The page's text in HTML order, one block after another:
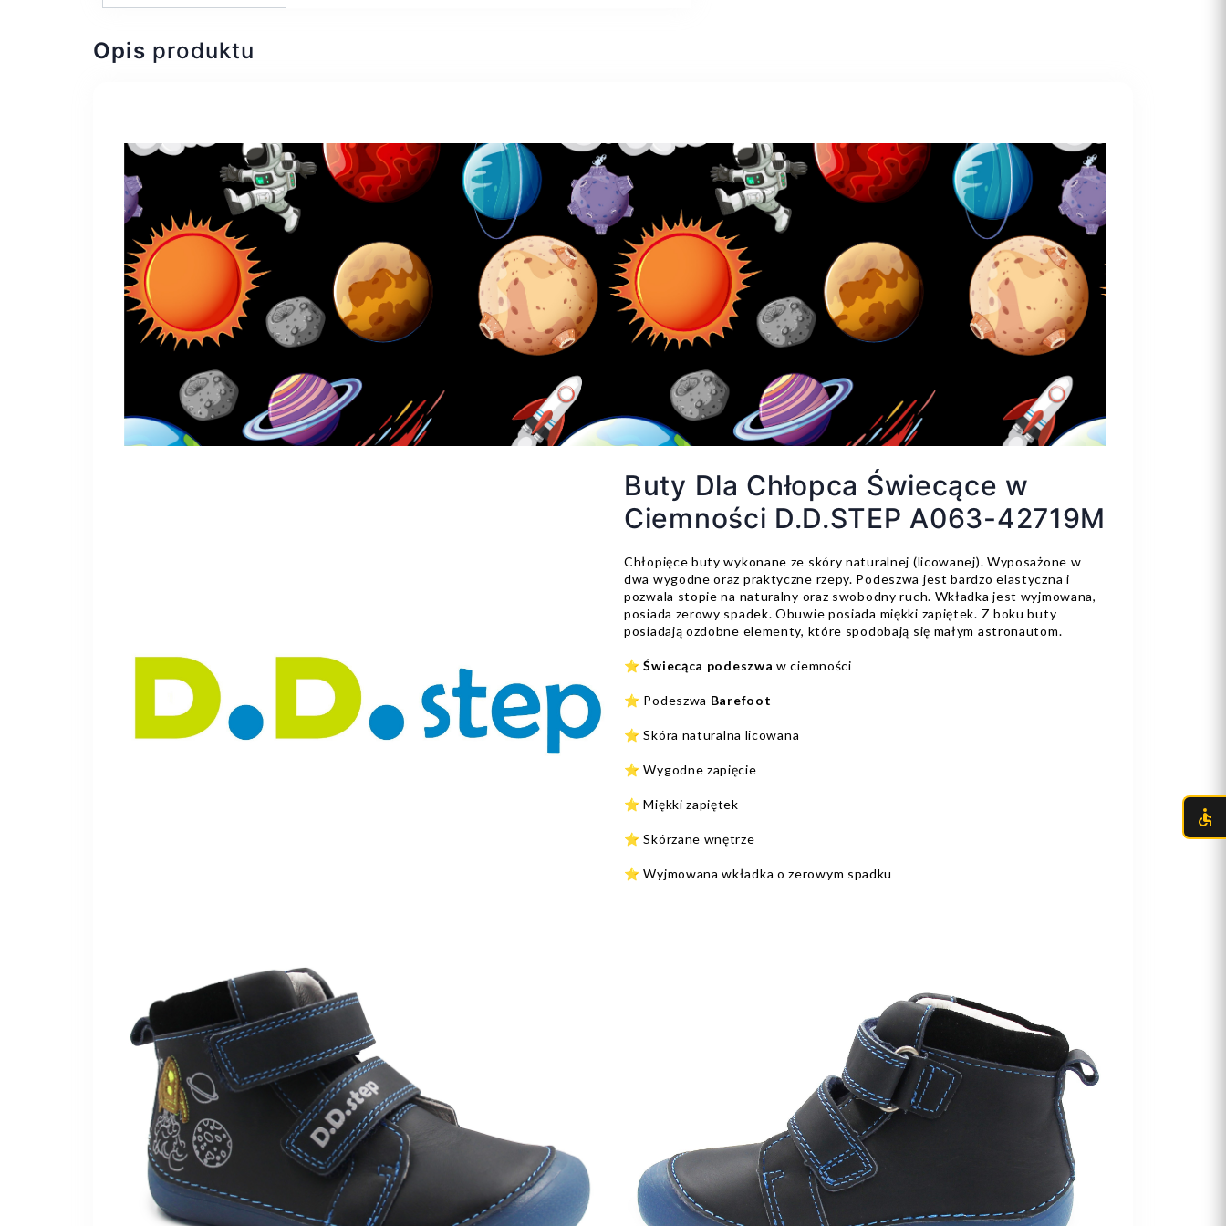
Opis produktu
Buty Dla Chłopca Świecące w
Ciemności D.D.STEP A063-42719M
Chłopięce buty wykonane ze skóry naturalnej (licowanej). Wyposażone w
dwa wygodne oraz praktyczne rzepy. Podeszwa jest bardzo elastyczna i
pozwala stopie na naturalny oraz swobodny ruch. Wkładka jest wyjmowana,
posiada zerowy spadek. Obuwie posiada miękki zapiętek. Z boku buty
posiadają ozdobne elementy, które spodobają się małym astronautom.
⭐ Świecąca podeszwa w ciemności
⭐ Podeszwa Barefoot
⭐Skóra naturalna licowana
⭐ Wygodne zapięcie
⭐ Miękki zapiętek
⭐ Skórzane wnętrze
⭐ Wyjmowana wkładka o zerowym spadku